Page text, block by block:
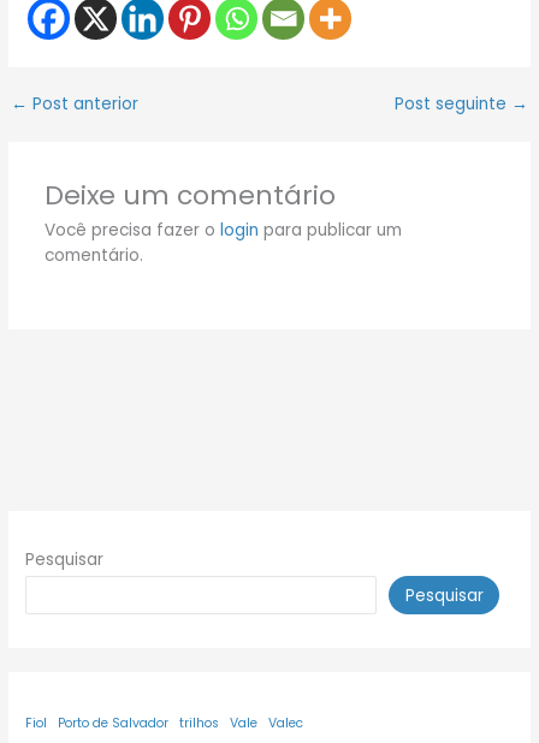
← Post anterior Post seguinte →
Deixe um comentário
Você precisa fazer o login para publicar um
comentário.
Pesquisar
Pesquisar
Fiol Porto de Salvador trilhos Vale Valec